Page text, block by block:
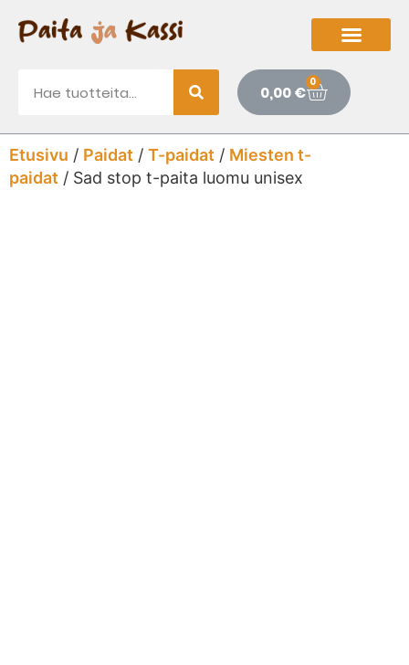
0,00€
0
Etusivu / Paidat / T-paidat / Miesten t-
paidat / Sad stop t-paita luomu unisex